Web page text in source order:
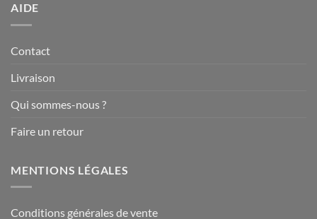
AIDE
Contact
Livraison
Qui sommes-nous ?
Faire un retour
MENTIONS LÉGALES
Conditions générales de vente